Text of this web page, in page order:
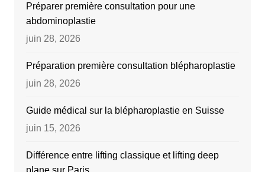
Préparer première consultation pour une
abdominoplastie
juin 28, 2026
Préparation première consultation blépharoplastie
juin 28, 2026
Guide médical sur la blépharoplastie en Suisse
juin 15, 2026
Différence entre lifting classique et lifting deep